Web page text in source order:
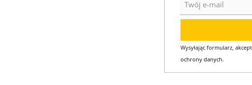
Wysyłając formularz,
ochrony danych.